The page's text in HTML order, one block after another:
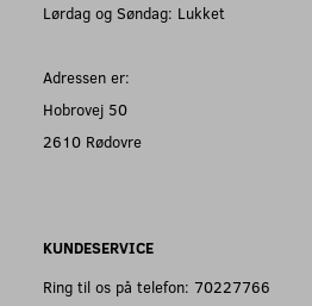
Lørdag og Søndag: Lukket
Adressen er:
Hobrovej 50
2610 Rødovre
KUNDESERVICE
Ring til os på telefon: 70227766